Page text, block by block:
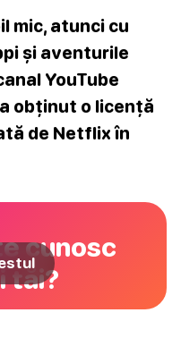
mic, atunci cu
și aventurile
YouTube
obținut o licență
de Netflix în
cunosc
tăi?